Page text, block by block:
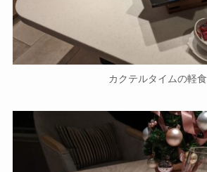
カクテルタイムの軽食